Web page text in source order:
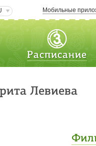
Мобильные
Расписание
Левиева